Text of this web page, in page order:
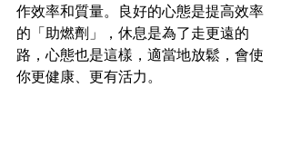
作效率和質量。良好的心態是提高效率
的「助燃劑」，休息是為了走更遠的
路，心態也是這樣，適當地放鬆，會使
你更健康、更有活力。